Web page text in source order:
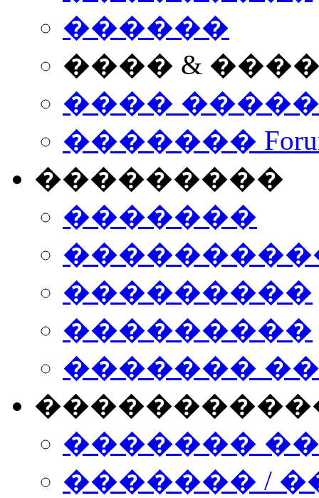
������
���� &
����
�������
���������
�������
���������
���������
�������
�������
������� /